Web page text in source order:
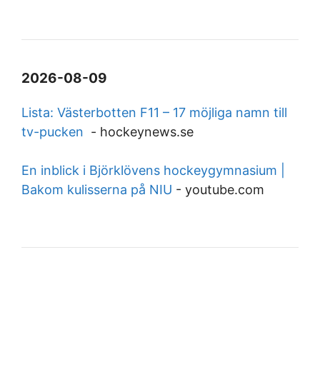
2026-08-09
Lista: Västerbotten F11 – 17 möjliga namn till
tv-pucken - hockeynews.se
En inblick i Björklövens hockeygymnasium |
Bakom kulisserna på NIU - youtube.com